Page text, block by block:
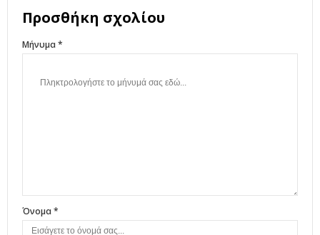
Προσθήκη σχολίου
Μήνυμα *
Όνομα *